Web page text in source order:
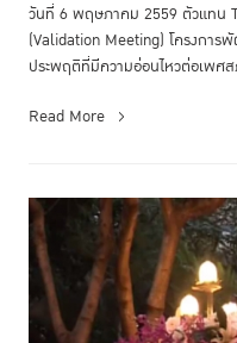
วันที่ 6 พฤษภาคม 2559 ตัวแทน
(Validation Meeting) โครงการ
ประพฤติที่มีความอ่อนไหวต่อเพศ
Read More